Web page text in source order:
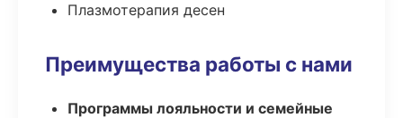
Плазмотерапия десен
Преимущества работы с нами
Программы лояльности и семейные